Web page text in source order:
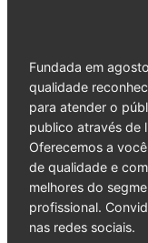
Fundada em
qualidade
para atender o
publico através de
Oferecemos a
de qualidade e
melhores do
profissional.
nas redes sociais.